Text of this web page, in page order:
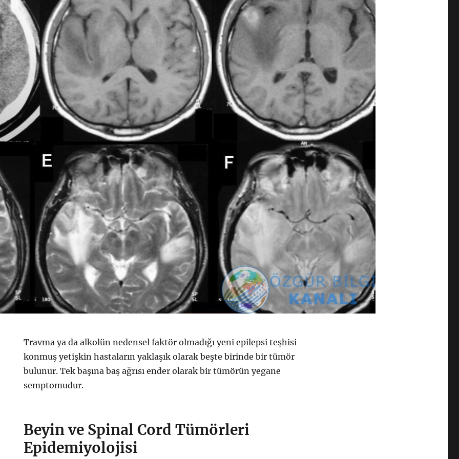
Travma ya da alkolün nedensel faktör olmadığı yeni epilepsi teşhisi
konmuş yetişkin hastaların yaklaşık olarak beşte birinde bir tümör
bulunur. Tek başına baş ağrısı ender olarak bir tümörün yegane
semptomudur.
Beyin ve Spinal Cord Tümörleri
Epidemiyolojisi